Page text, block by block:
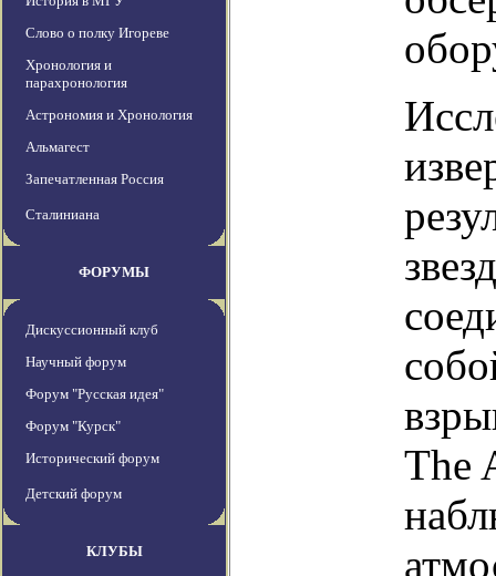
Слово о полку Игореве
Хронология и
парахронология
Астрономия и Хронология
Альмагест
Запечатленная Россия
Сталиниана
ФОРУМЫ
Дискуссионный клуб
Научный форум
Форум "Русская идея"
Форум "Курск"
Исторический форум
Детский форум
КЛУБЫ
The